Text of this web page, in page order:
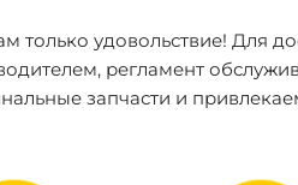
только удовольствие! Для
регламент
запчасти и